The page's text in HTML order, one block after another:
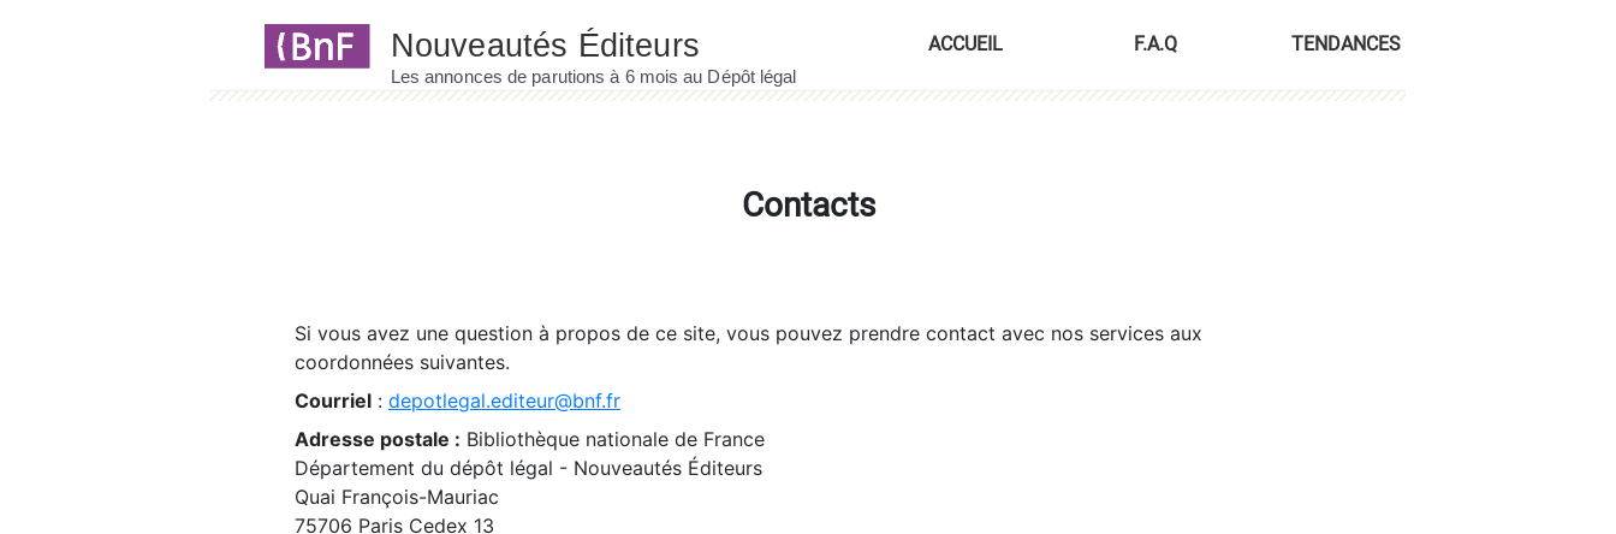
ACCUEIL F.A.Q TENDANCES
Contacts
Si vous avez une question à propos de ce site, vous pouvez prendre contact avec nos services aux
coordonnées suivantes.
Courriel : depotlegal.editeur@bnf.fr
Adresse postale : Bibliothèque nationale de France
Département du dépôt légal - Nouveautés Éditeurs
Quai François-Mauriac
75706 Paris Cedex 13